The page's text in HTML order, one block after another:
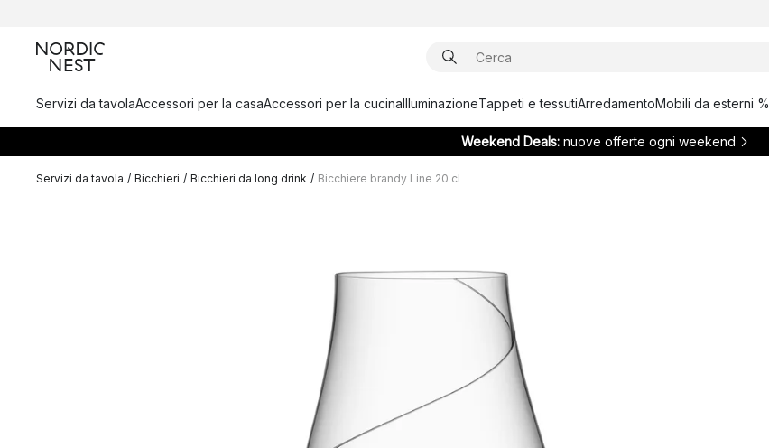
Servizi da tavolaAccessori per la casaAccessori per la cucinaIlluminazioneTappeti e tessutiArredamentoMobili da esterni %
Weekend Deals: nuove offerte ogni weekend
Servizi da tavola / Bicchieri / Bicchieri da long drink / Bicchiere brandy Line 20 cl